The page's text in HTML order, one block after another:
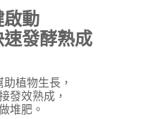
啟動
發酵熟成
植物生長，
發效熟成，
堆肥。